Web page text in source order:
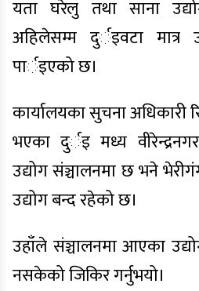
यता घरेलु तथा साना
अहिलेसम्म दुर्इवटा मात्र
पार्इएको छ।
कार्यालयका सुचना अधिकारी
भएका दुर्इ मध्य
उद्योग संञ्चालनमा छ भने
उद्योग बन्द रहेको छ।
उहाँले संञ्चालनमा आएका
नसकेको जिकिर गर्नुभयो।